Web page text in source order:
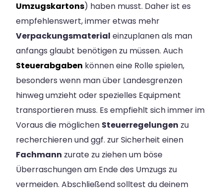
Umzugskartons) haben musst. Daher ist es
empfehlenswert, immer etwas mehr
Verpackungsmaterial einzuplanen als man
anfangs glaubt benötigen zu müssen. Auch
Steuerabgaben können eine Rolle spielen,
besonders wenn man über Landesgrenzen
hinweg umzieht oder spezielles Equipment
transportieren muss. Es empfiehlt sich immer im
Voraus die möglichen Steuerregelungen zu
recherchieren und ggf. zur Sicherheit einen
Fachmann zurate zu ziehen um böse
Überraschungen am Ende des Umzugs zu
vermeiden. Abschließend solltest du deinem